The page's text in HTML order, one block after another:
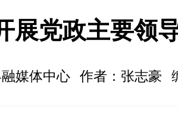
展党政主要领
媒体中心 作者：张志豪